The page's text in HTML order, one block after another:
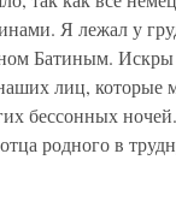
Я лежал у
Батиным.
лиц, которые
бессонных
отца родного в